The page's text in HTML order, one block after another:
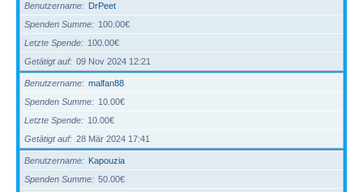
Benutzername
DrPeet
Spenden Summe
100.00€
Letzte Spende
100.00€
Getätigt auf
09 Nov 2024 12:21
Benutzername
malfan88
Spenden Summe
10.00€
Letzte Spende
10.00€
Getätigt auf
28 Mär 2024 17:41
Benutzername
Kapouzia
Spenden Summe
50.00€